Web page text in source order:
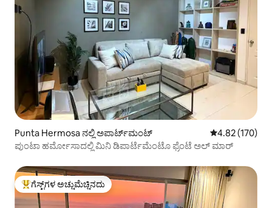
Punta Hermosa ನಲ್ಲಿ ಅಪಾರ್ಟ್‌ಮಂಟ್ 5 ರಲ್ಲಿ 4.82
4.82 (170)
ಪುಂಟಾ ಹರ್ಮೋಸಾದಲ್ಲಿ ಮಿನಿ ಡಿಪಾರ್ಟೆಮೆಂಟೊ ಫ್ರೆಂಟೆ ಅಲ್ ಮಾರ್
ಗೆಸ್ಟ್‌ಗಳಿಗೆ ಅತಿ ಹೆಚ್ಚು ಅಚ್ಚುಮೆಚ್ಚಿನದು
ಗೆಸ್ಟ್‌ಗಳ ಅಚ್ಚುಮೆಚ್ಚಿನದು